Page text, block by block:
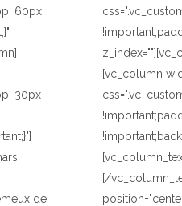
60px
30px
de
[vc_column
[/